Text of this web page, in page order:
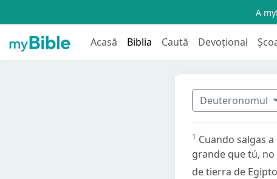
A
Acasă Biblia Caută Devoțional
Deuteronomul
1 Cuando salgas
grande que tú,
de tierra de